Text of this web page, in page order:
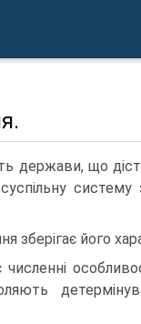
держави, що
зберігає його